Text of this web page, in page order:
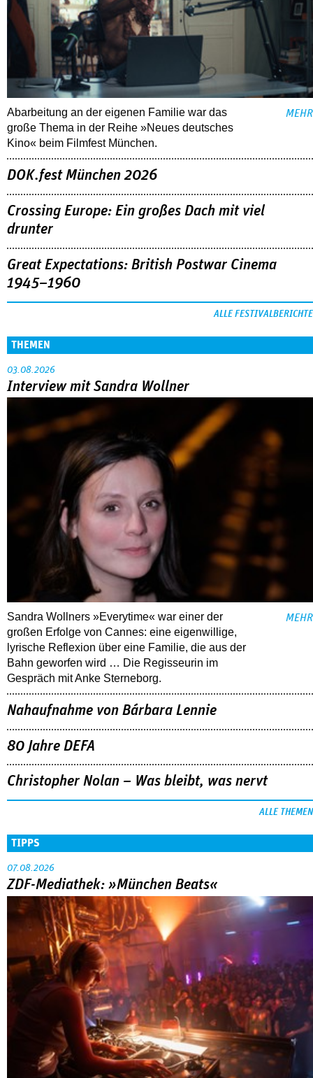
Abarbeitung an der eigenen Familie war das
große Thema in der Reihe »Neues deutsches
Kino« beim Filmfest München.
MEHR
DOK.fest München 2026
Crossing Europe: Ein großes Dach mit viel
drunter
Great Expectations: British Postwar Cinema
1945–1960
ALLE FESTIVALBERICHTE
THEMEN
03.08.2026
Interview mit Sandra Wollner
Sandra Wollners »Everytime« war einer der
großen Erfolge von Cannes: eine eigenwillige,
lyrische Reflexion über eine ­Familie, die aus der
Bahn geworfen wird … Die Regisseurin im
Gespräch mit Anke Sterneborg.
MEHR
Nahaufnahme von Bárbara Lennie
80 Jahre DEFA
Christopher Nolan – Was bleibt, was nervt
ALLE THEMEN
TIPPS
07.08.2026
ZDF-Mediathek: »München Beats«